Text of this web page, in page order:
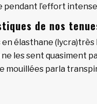
l’effort
de nos
élasthane (lycra)très
les sent quasiment
mouillées parla